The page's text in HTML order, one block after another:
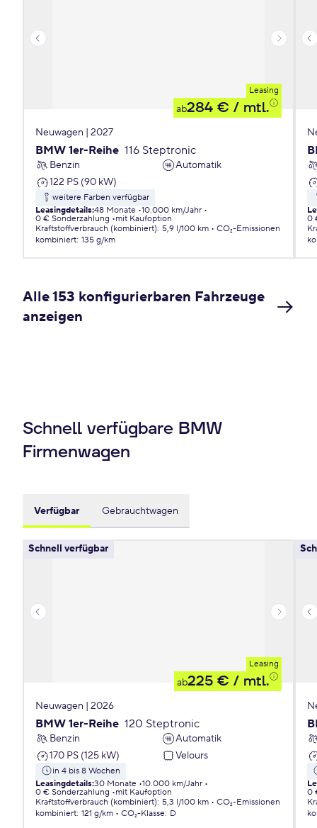
Leasing
ab284 € / mtl.
Neuwagen | 2027
BMW 1er-Reihe 116 Steptronic
Benzin
Automatik
122 PS (90 kW)
weitere Farben verfügbar
Leasingdetails:48 Monate 10.000 km/Jahr
0 € Sonderzahlung
mit Kaufoption
Kraftstoffverbrauch (kombiniert): 5,9 l/100 km
CO₂-Emissionen
kombiniert: 135 g/km
0
Alle 153 konfigurierbaren Fahrzeuge
anzeigen
Schnell verfügbare BMW
Firmenwagen
Verfügbar Gebrauchtwagen
Schnell verfügbar
Leasing
ab225 € / mtl.
Neuwagen | 2026
BMW 1er-Reihe 120 Steptronic
Benzin
Automatik
170 PS (125 kW)
Velours
in 4 bis 8 Wochen
Leasingdetails:30 Monate 10.000 km/Jahr
0 € Sonderzahlung
mit Kaufoption
Kraftstoffverbrauch (kombiniert): 5,3 l/100 km
CO₂-Emissionen
kombiniert: 121 g/km CO₂-Klasse: D
0